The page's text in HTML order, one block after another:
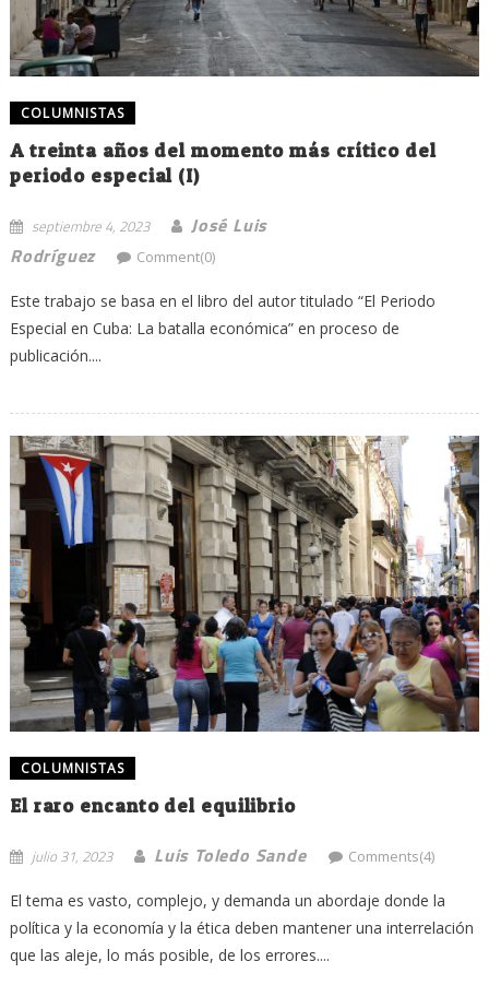
COLUMNISTAS
A treinta años del momento más crítico del
periodo especial (I)
septiembre 4, 2023
José Luis
Rodríguez
Comment(0)
Este trabajo se basa en el libro del autor titulado “El Periodo
Especial en Cuba: La batalla económica” en proceso de
publicación....
COLUMNISTAS
El raro encanto del equilibrio
julio 31, 2023 Luis Toledo Sande Comments(4)
El tema es vasto, complejo, y demanda un abordaje donde la
política y la economía y la ética deben mantener una interrelación
que las aleje, lo más posible, de los errores....